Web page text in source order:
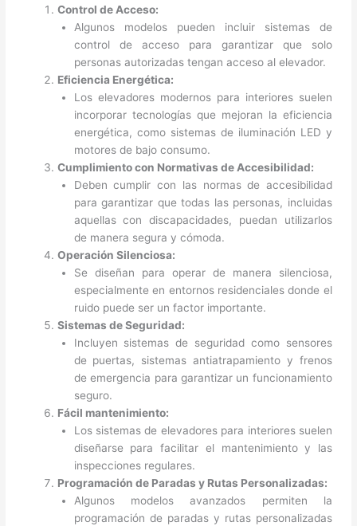
Control de Acceso:
Algunos modelos pueden incluir sistemas de
control de acceso para garantizar que solo
personas autorizadas tengan acceso al elevador.
Eficiencia Energética:
Los elevadores modernos para interiores suelen
incorporar tecnologías que mejoran la eficiencia
energética, como sistemas de iluminación LED y
motores de bajo consumo.
Cumplimiento con Normativas de Accesibilidad:
Deben cumplir con las normas de accesibilidad
para garantizar que todas las personas, incluidas
aquellas con discapacidades, puedan utilizarlos
de manera segura y cómoda.
Operación Silenciosa:
Se diseñan para operar de manera silenciosa,
especialmente en entornos residenciales donde el
ruido puede ser un factor importante.
Sistemas de Seguridad:
Incluyen sistemas de seguridad como sensores
de puertas, sistemas antiatrapamiento y frenos
de emergencia para garantizar un funcionamiento
seguro.
Fácil mantenimiento:
Los sistemas de elevadores para interiores suelen
diseñarse para facilitar el mantenimiento y las
inspecciones regulares.
Programación de Paradas y Rutas Personalizadas:
Algunos modelos avanzados permiten la
programación de paradas y rutas personalizadas